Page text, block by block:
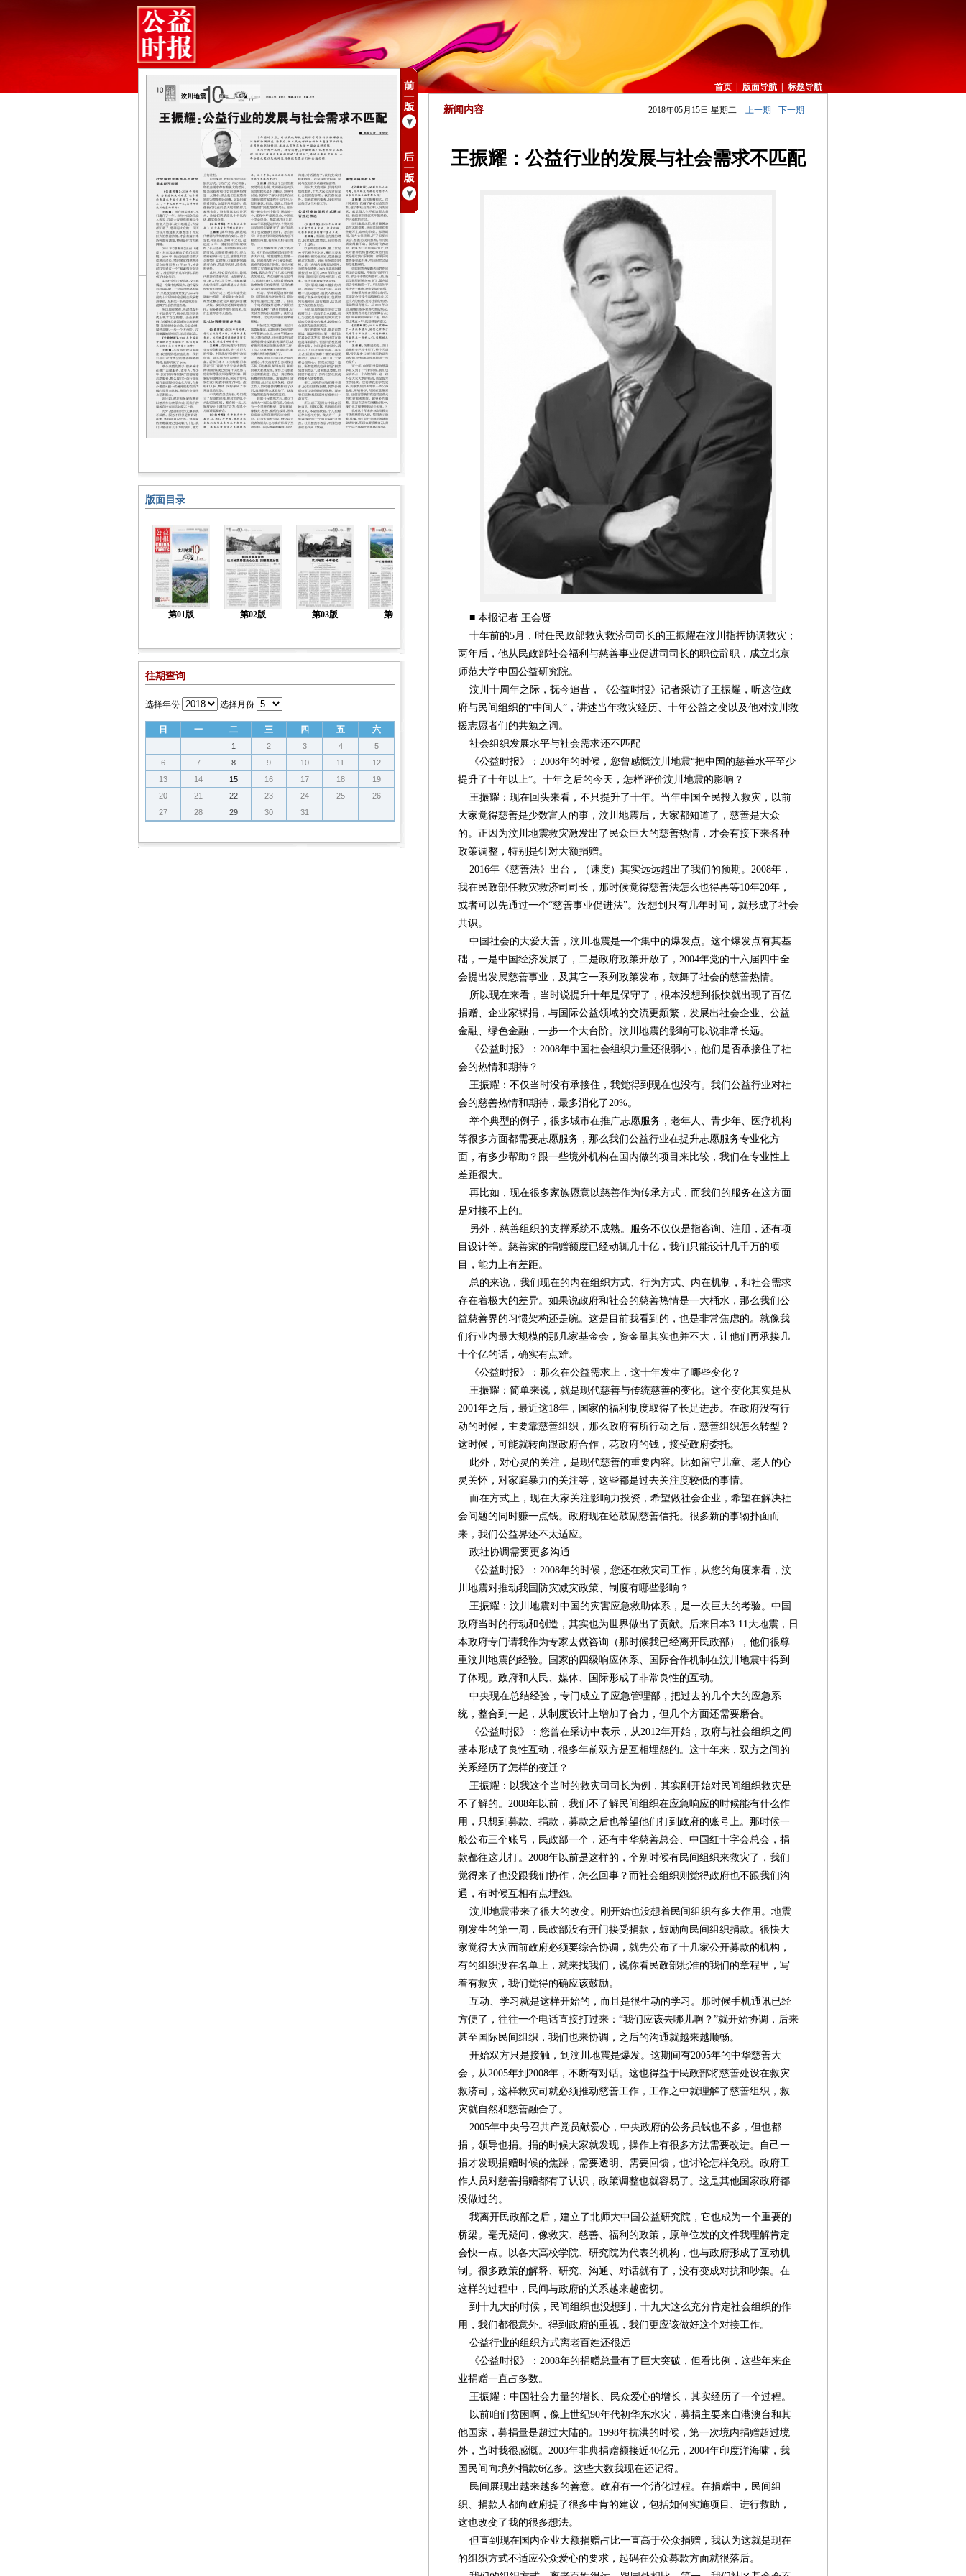
首页 版面导航 标题导航
版面目录
第01版 第02版 第03版 第04版 第05版 第06版
往期查询
选择年份 选择月份
日 一 二 三 四 五 六
1 2 3 4
5
6
7 8 9 10 11
12
13
14 15 16 17 18
19
20
21 22 23 24 25
26
27
28 29 30 31
新闻内容 2018年05月15日 星期二 上一期 下一期
王振耀：公益行业的发展与社会需求不匹配
■ 本报记者 王会贤
十年前的5月，时任民政部救灾救济司司长的王振耀在汶川指挥协调救灾；
两年后，他从民政部社会福利与慈善事业促进司司长的职位辞职，成立北京
师范大学中国公益研究院。
汶川十周年之际，抚今追昔，《公益时报》记者采访了王振耀，听这位政
府与民间组织的“中间人”，讲述当年救灾经历、十年公益之变以及他对汶川救
援志愿者们的共勉之词。
社会组织发展水平与社会需求还不匹配
《公益时报》：2008年的时候，您曾感慨汶川地震“把中国的慈善水平至少
提升了十年以上”。十年之后的今天，怎样评价汶川地震的影响？
王振耀：现在回头来看，不只提升了十年。当年中国全民投入救灾，以前
大家觉得慈善是少数富人的事，汶川地震后，大家都知道了，慈善是大众
的。正因为汶川地震救灾激发出了民众巨大的慈善热情，才会有接下来各种
政策调整，特别是针对大额捐赠。
2016年《慈善法》出台，（速度）其实远远超出了我们的预期。2008年，
我在民政部任救灾救济司司长，那时候觉得慈善法怎么也得再等10年20年，
或者可以先通过一个“慈善事业促进法”。没想到只有几年时间，就形成了社会
共识。
中国社会的大爱大善，汶川地震是一个集中的爆发点。这个爆发点有其基
础，一是中国经济发展了，二是政府政策开放了，2004年党的十六届四中全
会提出发展慈善事业，及其它一系列政策发布，鼓舞了社会的慈善热情。
所以现在来看，当时说提升十年是保守了，根本没想到很快就出现了百亿
捐赠、企业家裸捐，与国际公益领域的交流更频繁，发展出社会企业、公益
金融、绿色金融，一步一个大台阶。汶川地震的影响可以说非常长远。
《公益时报》：2008年中国社会组织力量还很弱小，他们是否承接住了社
会的热情和期待？
王振耀：不仅当时没有承接住，我觉得到现在也没有。我们公益行业对社
会的慈善热情和期待，最多消化了20%。
举个典型的例子，很多城市在推广志愿服务，老年人、青少年、医疗机构
等很多方面都需要志愿服务，那么我们公益行业在提升志愿服务专业化方
面，有多少帮助？跟一些境外机构在国内做的项目来比较，我们在专业性上
差距很大。
再比如，现在很多家族愿意以慈善作为传承方式，而我们的服务在这方面
是对接不上的。
另外，慈善组织的支撑系统不成熟。服务不仅仅是指咨询、注册，还有项
目设计等。慈善家的捐赠额度已经动辄几十亿，我们只能设计几千万的项
目，能力上有差距。
总的来说，我们现在的内在组织方式、行为方式、内在机制，和社会需求
存在着极大的差异。如果说政府和社会的慈善热情是一大桶水，那么我们公
益慈善界的习惯架构还是碗。这是目前我看到的，也是非常焦虑的。就像我
们行业内最大规模的那几家基金会，资金量其实也并不大，让他们再承接几
十个亿的话，确实有点难。
《公益时报》：那么在公益需求上，这十年发生了哪些变化？
王振耀：简单来说，就是现代慈善与传统慈善的变化。这个变化其实是从
2001年之后，最近这18年，国家的福利制度取得了长足进步。在政府没有行
动的时候，主要靠慈善组织，那么政府有所行动之后，慈善组织怎么转型？
这时候，可能就转向跟政府合作，花政府的钱，接受政府委托。
此外，对心灵的关注，是现代慈善的重要内容。比如留守儿童、老人的心
灵关怀，对家庭暴力的关注等，这些都是过去关注度较低的事情。
而在方式上，现在大家关注影响力投资，希望做社会企业，希望在解决社
会问题的同时赚一点钱。政府现在还鼓励慈善信托。很多新的事物扑面而
来，我们公益界还不太适应。
政社协调需要更多沟通
《公益时报》：2008年的时候，您还在救灾司工作，从您的角度来看，汶
川地震对推动我国防灾减灾政策、制度有哪些影响？
王振耀：汶川地震对中国的灾害应急救助体系，是一次巨大的考验。中国
政府当时的行动和创造，其实也为世界做出了贡献。后来日本3·11大地震，日
本政府专门请我作为专家去做咨询（那时候我已经离开民政部），他们很尊
重汶川地震的经验。国家的四级响应体系、国际合作机制在汶川地震中得到
了体现。政府和人民、媒体、国际形成了非常良性的互动。
中央现在总结经验，专门成立了应急管理部，把过去的几个大的应急系
统，整合到一起，从制度设计上增加了合力，但几个方面还需要磨合。
《公益时报》：您曾在采访中表示，从2012年开始，政府与社会组织之间
基本形成了良性互动，很多年前双方是互相埋怨的。这十年来，双方之间的
关系经历了怎样的变迁？
王振耀：以我这个当时的救灾司司长为例，其实刚开始对民间组织救灾是
不了解的。2008年以前，我们不了解民间组织在应急响应的时候能有什么作
用，只想到募款、捐款，募款之后也希望他们打到政府的账号上。那时候一
般公布三个账号，民政部一个，还有中华慈善总会、中国红十字会总会，捐
款都往这儿打。2008年以前是这样的，个别时候有民间组织来救灾了，我们
觉得来了也没跟我们协作，怎么回事？而社会组织则觉得政府也不跟我们沟
通，有时候互相有点埋怨。
汶川地震带来了很大的改变。刚开始也没想着民间组织有多大作用。地震
刚发生的第一周，民政部没有开门接受捐款，鼓励向民间组织捐款。很快大
家觉得大灾面前政府必须要综合协调，就先公布了十几家公开募款的机构，
有的组织没在名单上，就来找我们，说你看民政部批准的我们的章程里，写
着有救灾，我们觉得的确应该鼓励。
互动、学习就是这样开始的，而且是很生动的学习。那时候手机通讯已经
方便了，往往一个电话直接打过来：“我们应该去哪儿啊？”就开始协调，后来
甚至国际民间组织，我们也来协调，之后的沟通就越来越顺畅。
开始双方只是接触，到汶川地震是爆发。这期间有2005年的中华慈善大
会，从2005年到2008年，不断有对话。这也得益于民政部将慈善处设在救灾
救济司，这样救灾司就必须推动慈善工作，工作之中就理解了慈善组织，救
灾就自然和慈善融合了。
2005年中央号召共产党员献爱心，中央政府的公务员钱也不多，但也都
捐，领导也捐。捐的时候大家就发现，操作上有很多方法需要改进。自己一
捐才发现捐赠时候的焦躁，需要透明、需要回馈，也讨论怎样免税。政府工
作人员对慈善捐赠都有了认识，政策调整也就容易了。这是其他国家政府都
没做过的。
我离开民政部之后，建立了北师大中国公益研究院，它也成为一个重要的
桥梁。毫无疑问，像救灾、慈善、福利的政策，原单位发的文件我理解肯定
会快一点。以各大高校学院、研究院为代表的机构，也与政府形成了互动机
制。很多政策的解释、研究、沟通、对话就有了，没有变成对抗和吵架。在
这样的过程中，民间与政府的关系越来越密切。
到十九大的时候，民间组织也没想到，十九大这么充分肯定社会组织的作
用，我们都很意外。得到政府的重视，我们更应该做好这个对接工作。
公益行业的组织方式离老百姓还很远
《公益时报》：2008年的捐赠总量有了巨大突破，但看比例，这些年来企
业捐赠一直占多数。
王振耀：中国社会力量的增长、民众爱心的增长，其实经历了一个过程。
以前咱们贫困啊，像上世纪90年代初华东水灾，募捐主要来自港澳台和其
他国家，募捐量是超过大陆的。1998年抗洪的时候，第一次境内捐赠超过境
外，当时我很感慨。2003年非典捐赠额接近40亿元，2004年印度洋海啸，我
国民间向境外捐款6亿多。这些大数我现在还记得。
民间展现出越来越多的善意。政府有一个消化过程。在捐赠中，民间组
织、捐款人都向政府提了很多中肯的建议，包括如何实施项目、进行救助，
这也改变了我的很多想法。
但直到现在国内企业大额捐赠占比一直高于公众捐赠，我认为这就是现在
的组织方式不适应公众爱心的要求，起码在公众募款方面就很落后。